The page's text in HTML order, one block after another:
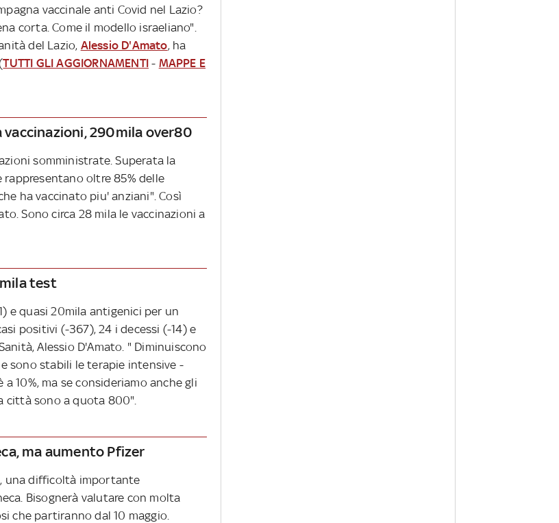
vaccinale anti Covid nel Lazio?
corta. Come il modello israeliano".
del Lazio, Alessio D'Amato, ha
TUTTI GLI AGGIORNAMENTI - MAPPE E
vaccinazioni, 290mila over80
somministrate. Superata la
oltre 85% delle
ha vaccinato piu' anziani". Così
Sono circa 28 mila le vaccinazioni a
test
e quasi 20mila antigenici per un
positivi (-367), 24 i decessi (-14) e
Alessio D'Amato. " Diminuiscono
sono stabili le terapie intensive -
10%, ma se consideriamo anche gli
città sono a quota 800".
ma aumento Pfizer
una difficoltà importante
Bisognerà valutare con molta
che partiranno dal 10 maggio.